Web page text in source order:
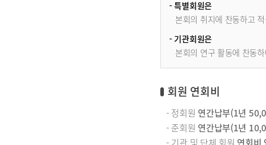
- 특별회원은
본회의 취지에 찬동하고
- 기관회원은
본회의 연구 활동에 찬동
회원 연회비
- 정회원 연간납부(1년
- 준회원 연간납부(1년